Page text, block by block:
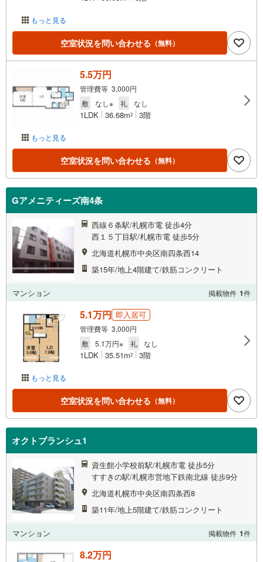
もっと見る
空室状況を問い合わせる （無料）
もっと見る
5.5万円
管理費等 3,000円
敷
なし※ 礼 なし
1LDK 36.68m2 3階
空室状況を問い合わせる （無料）
Gアメニティーズ南4条
西線６条駅/札幌市電 徒歩4分
西１５丁目駅/札幌市電 徒歩5分
北海道札幌市中央区南四条西14
築15年/地上4階建て/鉄筋コンクリート
マンション 掲載物件 1件
もっと見る
5.1万円 即入居可
管理費等 3,000円
敷
5.1万円※ 礼 なし
1LDK 35.51m2 3階
空室状況を問い合わせる （無料）
オクトブランシュ1
資生館小学校前駅/札幌市電 徒歩5分
すすきの駅/札幌市営地下鉄南北線 徒歩9分
北海道札幌市中央区南四条西8
築11年/地上5階建て/鉄筋コンクリート
マンション 掲載物件 1件
8.2万円